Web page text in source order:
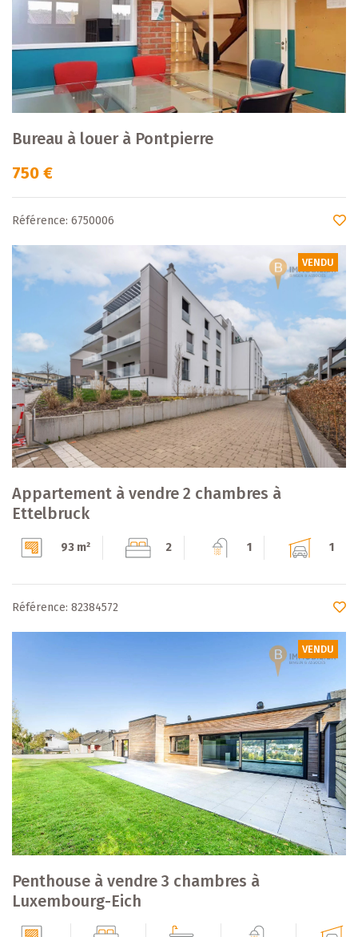
Bureau à louer à Pontpierre
750 €
Référence: 6750006
VENDU
Appartement à vendre 2 chambres à
Ettelbruck
93 m² 2 1 1
Référence: 82384572
VENDU
Penthouse à vendre 3 chambres à
Luxembourg-Eich